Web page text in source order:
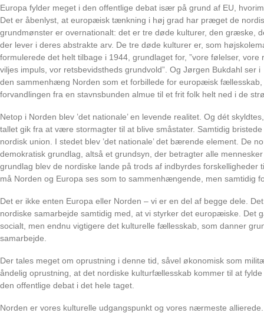
o
r
d
e
n
O
d
d
e
r
Europa fylder meget i den offentlige debat især på grund af EU,
Det er åbenlyst, at europæisk tænkning i høj grad har præget de
grundmønster er overnationalt: det er tre døde kulturer, den græske,
der lever i deres abstrakte arv. De tre døde kulturer er, som
formulerede det helt tilbage i 1944, grundlaget for, ”vore følelser, vore
viljes impuls, vor retsbevidstheds grundvold”. Og Jørgen Bukdahl ser i
den sammenhæng Norden som et forbillede for europæisk fællesskab,
forvandlingen fra en stavnsbunden almue til et frit folk helt ned i de
Netop i Norden blev ’det nationale’ en levende realitet. Og dét
tallet gik fra at være stormagter til at blive småstater. Samtidig
nordisk union. I stedet blev ’det nationale’ det bærende element. De
demokratisk grundlag, altså et grundsyn, der betragter alle
grundlag blev de nordiske lande på trods af indbyrdes forskelligheder
må Norden og Europa ses som to sammenhængende, men samtidig
Det er ikke enten Europa eller Norden – vi er en del af begge dele.
nordiske samarbejde samtidig med, at vi styrker det europæiske. Det
socialt, men endnu vigtigere det kulturelle fællesskab, som danner
samarbejde.
Der tales meget om oprustning i denne tid, såvel økonomisk som
åndelig oprustning, at det nordiske kulturfællesskab kommer til at
den offentlige debat i det hele taget.
Norden er vores kulturelle udgangspunkt og vores nærmeste